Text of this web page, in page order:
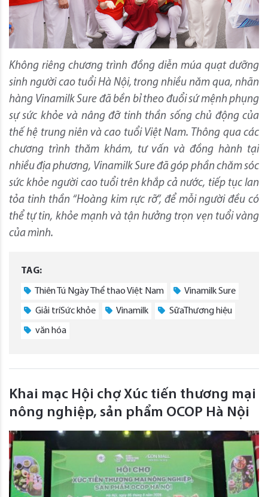
Không riêng chương trình đồng diễn múa quạt dưỡng
sinh người cao tuổi Hà Nội, trong nhiều năm qua, nhãn
hàng Vinamilk Sure đã bền bỉ theo đuổi sứ mệnh phụng
sự sức khỏe và nâng đỡ tinh thần sống chủ động của
thế hệ trung niên và cao tuổi Việt Nam. Thông qua các
chương trình thăm khám, tư vấn và đồng hành tại
nhiều địa phương, Vinamilk Sure đã góp phần chăm sóc
sức khỏe người cao tuổi trên khắp cả nước, tiếp tục lan
tỏa tinh thần “Hoàng kim rực rỡ”, để mỗi người đều có
thể tự tin, khỏe mạnh và tận hưởng trọn vẹn tuổi vàng
của mình.
TAG:
Thiên Tú Ngày Thể thao Việt Nam Vinamilk Sure
Giải tríSức khỏe Vinamilk SữaThương hiệu
văn hóa
Khai mạc Hội chợ Xúc tiến thương mại
nông nghiệp, sản phẩm OCOP Hà Nội